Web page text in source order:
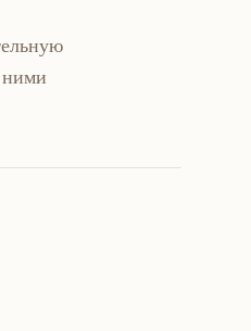
ними